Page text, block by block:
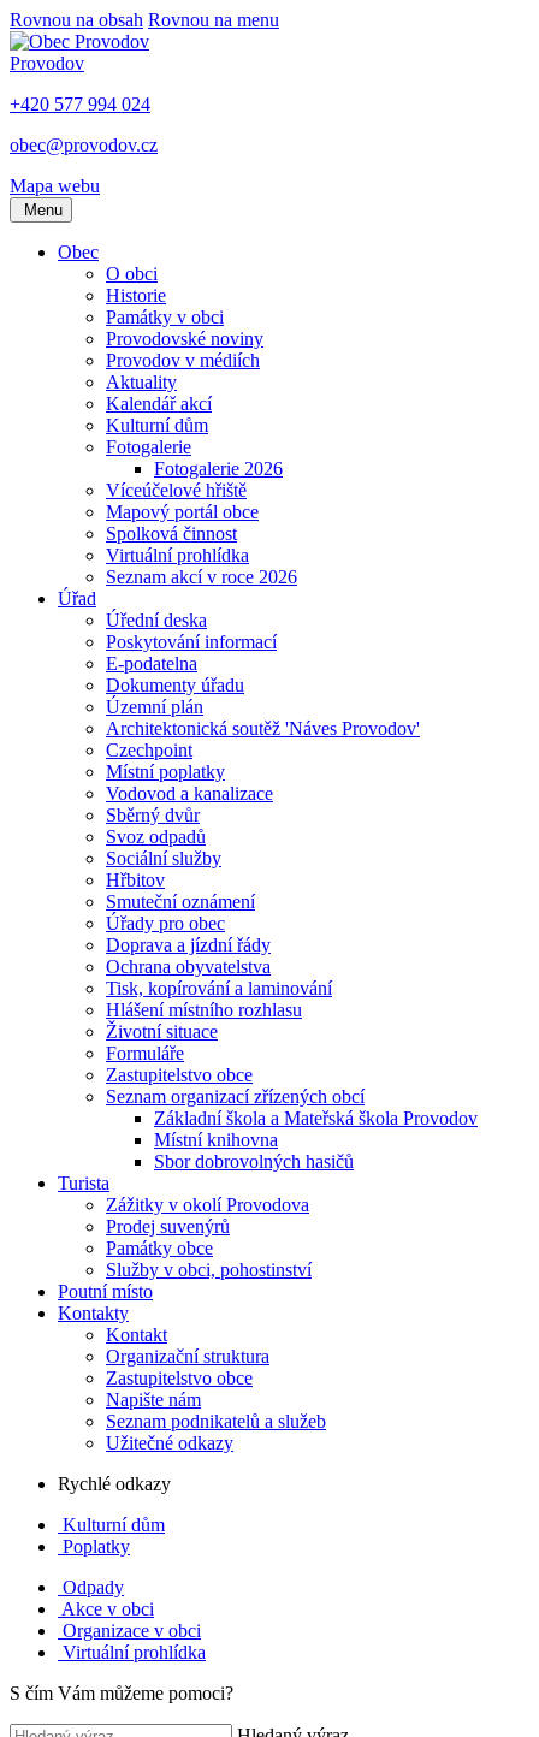
Rovnou na obsah Rovnou na menu
Provodov
+420 577 994 024
obec@provodov.cz
Mapa webu
Menu
Obec
O obci
Historie
Památky v obci
Provodovské noviny
Provodov v médiích
Aktuality
Kalendář akcí
Kulturní dům
Fotogalerie
Fotogalerie 2026
Víceúčelové hřiště
Mapový portál obce
Spolková činnost
Virtuální prohlídka
Seznam akcí v roce 2026
Úřad
Úřední deska
Poskytování informací
E-podatelna
Dokumenty úřadu
Územní plán
Architektonická soutěž 'Náves Provodov'
Czechpoint
Místní poplatky
Vodovod a kanalizace
Sběrný dvůr
Svoz odpadů
Sociální služby
Hřbitov
Smuteční oznámení
Úřady pro obec
Doprava a jízdní řády
Ochrana obyvatelstva
Tisk, kopírování a laminování
Hlášení místního rozhlasu
Životní situace
Formuláře
Zastupitelstvo obce
Seznam organizací zřízených obcí
Základní škola a Mateřská škola Provodov
Místní knihovna
Sbor dobrovolných hasičů
Turista
Zážitky v okolí Provodova
Prodej suvenýrů
Památky obce
Služby v obci, pohostinství
Poutní místo
Kontakty
Kontakt
Organizační struktura
Zastupitelstvo obce
Napište nám
Seznam podnikatelů a služeb
Užitečné odkazy
Rychlé odkazy
Kulturní dům
Poplatky
Odpady
Akce v obci
Organizace v obci
Virtuální prohlídka
S čím Vám můžeme pomoci?